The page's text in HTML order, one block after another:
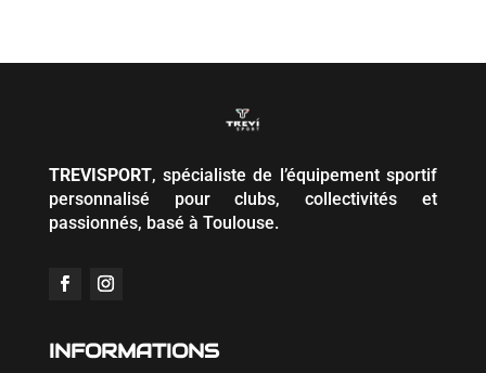
TREVISPORT, spécialiste de l’équipement sportif
personnalisé pour clubs, collectivités et
passionnés, basé à Toulouse.
INFORMATIONS